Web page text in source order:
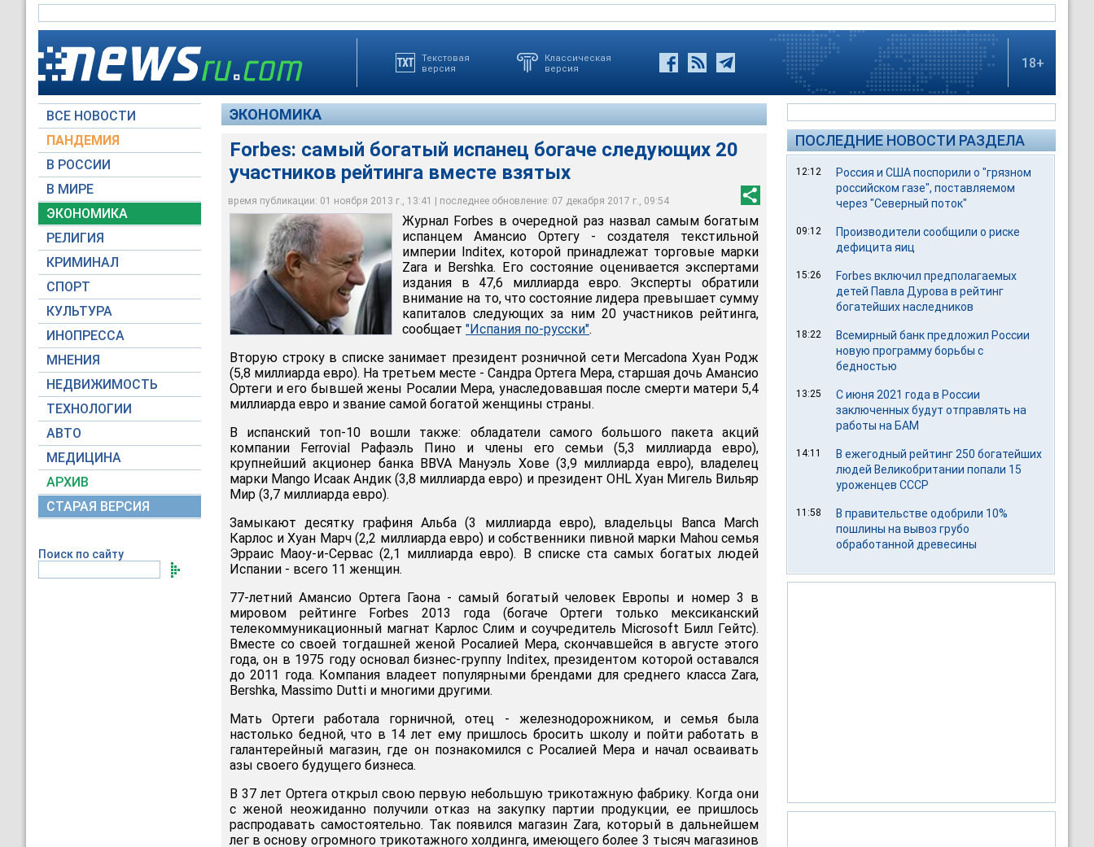
Текстовая
версия
Классическая
версия
18+
ВСЕ НОВОСТИ
ПАНДЕМИЯ
В РОССИИ
В МИРЕ
ЭКОНОМИКА
РЕЛИГИЯ
КРИМИНАЛ
СПОРТ
КУЛЬТУРА
ИНОПРЕССА
МНЕНИЯ
НЕДВИЖИМОСТЬ
ТЕХНОЛОГИИ
АВТО
МЕДИЦИНА
АРХИВ
СТАРАЯ ВЕРСИЯ
Поиск по сайту
ЭКОНОМИКА
Forbes: самый богатый испанец богаче следующих 20
участников рейтинга вместе взятых
время публикации: 01 ноября 2013 г., 13:41 | последнее обновление: 07 декабря 2017 г., 09:54
Журнал Forbes в очередной раз назвал самым богатым испанцем Амансио Ортегу -
создателя текстильной империи Inditex, которой принадлежат торговые марки Zara и
Bershka
Reuters
Журнал Forbes в очередной раз назвал самым богатым
испанцем Амансио Ортегу - создателя текстильной
империи Inditex, которой принадлежат торговые марки
Zara и Bershka. Его состояние оценивается экспертами
издания в 47,6 миллиарда евро. Эксперты обратили
внимание на то, что состояние лидера превышает сумму
капиталов следующих за ним 20 участников рейтинга,
сообщает "Испания по-русски".
Вторую строку в списке занимает президент розничной сети Mercadona Хуан Родж
(5,8 миллиарда евро). На третьем месте - Сандра Ортега Мера, старшая дочь Амансио
Ортеги и его бывшей жены Росалии Мера, унаследовавшая после смерти матери 5,4
миллиарда евро и звание самой богатой женщины страны.
В испанский топ-10 вошли также: обладатели самого большого пакета акций
компании Ferrovial Рафаэль Пино и члены его семьи (5,3 миллиарда евро),
крупнейший акционер банка BBVA Мануэль Хове (3,9 миллиарда евро), владелец
марки Mango Исаак Андик (3,8 миллиарда евро) и президент OHL Хуан Мигель Вильяр
Мир (3,7 миллиарда евро).
Замыкают десятку графиня Альба (3 миллиарда евро), владельцы Banca March
Карлос и Хуан Марч (2,2 миллиарда евро) и собственники пивной марки Mahou семья
Эрраис Маоу-и-Сервас (2,1 миллиарда евро). В списке ста самых богатых людей
Испании - всего 11 женщин.
77-летний Амансио Ортега Гаона - самый богатый человек Европы и номер 3 в
мировом рейтинге Forbes 2013 года (богаче Ортеги только мексиканский
телекоммуникационный магнат Карлос Слим и соучредитель Microsoft Билл Гейтс).
Вместе со своей тогдашней женой Росалией Мера, скончавшейся в августе этого
года, он в 1975 году основал бизнес-группу Inditex, президентом которой оставался
до 2011 года. Компания владеет популярными брендами для среднего класса Zara,
Bershka, Massimo Dutti и многими другими.
Мать Ортеги работала горничной, отец - железнодорожником, и семья была
настолько бедной, что в 14 лет ему пришлось бросить школу и пойти работать в
галантерейный магазин, где он познакомился с Росалией Мера и начал осваивать
азы своего будущего бизнеса.
В 37 лет Ортега открыл свою первую небольшую трикотажную фабрику. Когда они
с женой неожиданно получили отказ на закупку партии продукции, ее пришлось
распродавать самостоятельно. Так появился магазин Zara, который в дальнейшем
лег в основу огромного трикотажного холдинга, имеющего более 3 тысяч магазинов
ПОСЛЕДНИЕ НОВОСТИ РАЗДЕЛА
12:12
Россия и США поспорили о "грязном
российском газе", поставляемом
через "Северный поток"
09:12
Производители сообщили о риске
дефицита яиц
15:26
Forbes включил предполагаемых
детей Павла Дурова в рейтинг
богатейших наследников
18:22
Всемирный банк предложил России
новую программу борьбы с
бедностью
13:25
С июня 2021 года в России
заключенных будут отправлять на
работы на БАМ
14:11
В ежегодный рейтинг 250 богатейших
людей Великобритании попали 15
уроженцев СССР
11:58
В правительстве одобрили 10%
пошлины на вывоз грубо
обработанной древесины